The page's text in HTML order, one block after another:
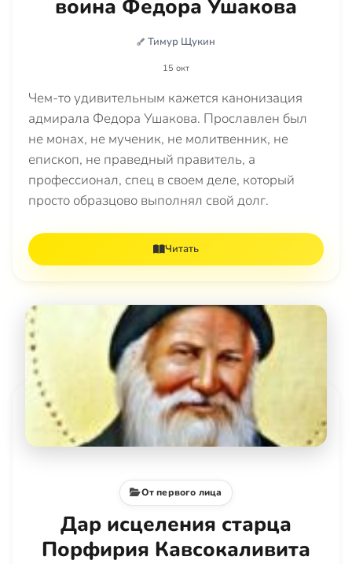
воина Федора Ушакова
Тимур Щукин
15 окт
Чем-то удивительным кажется канонизация
адмирала Федора Ушакова. Прославлен был
не монах, не мученик, не молитвенник, не
епископ, не праведный правитель, а
профессионал, спец в своем деле, который
просто образцово выполнял свой долг.
Читать
От первого лица
Дар исцеления старца
Порфирия Кавсокаливита